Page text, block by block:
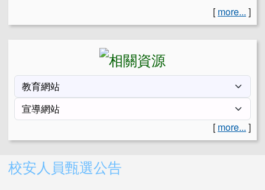
[ more... ]
[ more... ]
右邊區域內容
校安人員甄選公告